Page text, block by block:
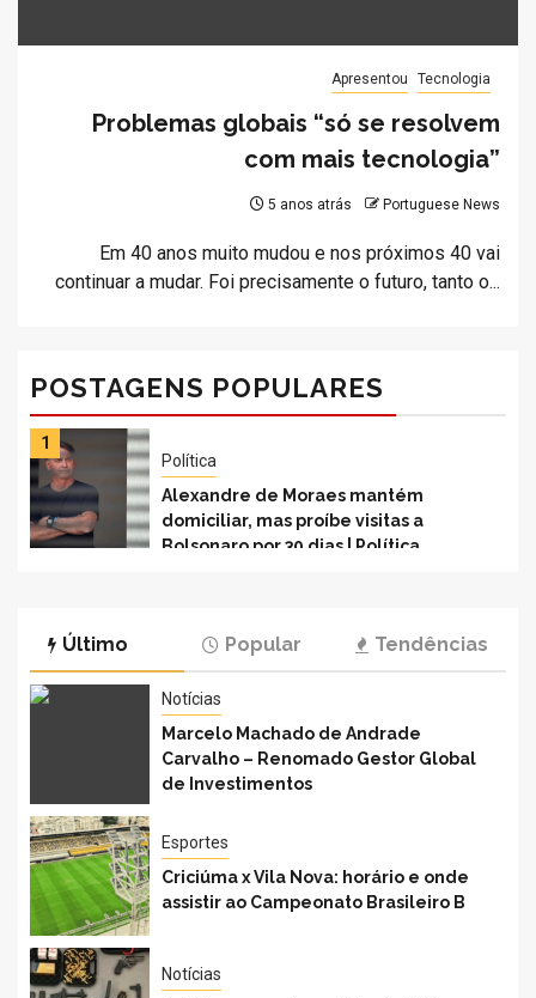
Apresentou Tecnologia
Problemas globais “só se resolvem
com mais tecnologia”
5 anos atrás Portuguese News
Em 40 anos muito mudou e nos próximos 40 vai
continuar a mudar. Foi precisamente o futuro, tanto o...
POSTAGENS POPULARES
1
Política
Alexandre de Moraes mantém
domiciliar, mas proíbe visitas a
Bolsonaro por 30 dias | Política
Último Popular Tendências
Notícias
Marcelo Machado de Andrade
Carvalho – Renomado Gestor Global
de Investimentos
Esportes
Criciúma x Vila Nova: horário e onde
assistir ao Campeonato Brasileiro B
Notícias